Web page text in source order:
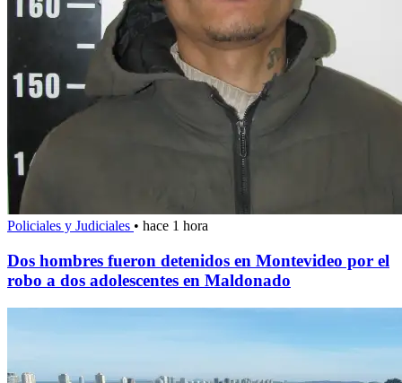
Policiales y Judiciales • hace 1 hora
Dos hombres fueron detenidos en Montevideo por el
robo a dos adolescentes en Maldonado